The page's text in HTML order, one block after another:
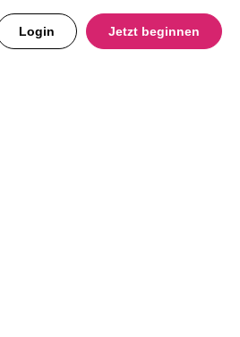
Login Jetzt beginnen